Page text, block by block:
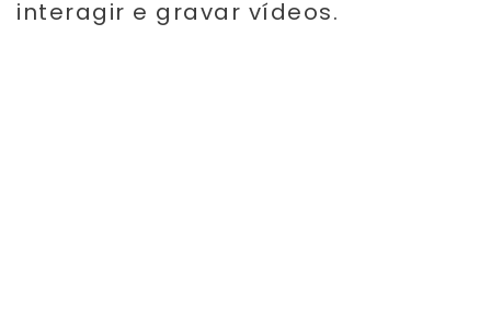
interagir e gravar vídeos.